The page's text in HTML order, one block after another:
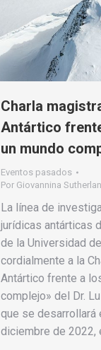
Charla
Antártico
un mundo
Eventos pasados
Por Giovannina
La línea de
jurídicas antárticas
de la Universidad
cordialmente a la
Antártico frente a
complejo» del Dr.
que se desarrollará
diciembre de 2022,